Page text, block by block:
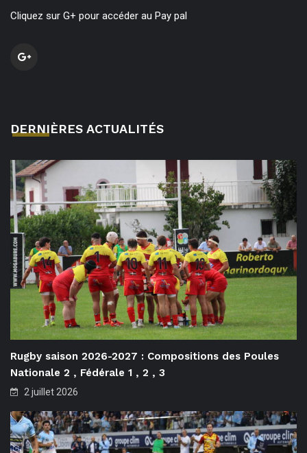
Cliquez sur G+ pour accéder au Pay pal
DERNIÈRES ACTUALITÉS
Rugby saison 2026-2027 : Compositions des Poules
Nationale 2 , Fédérale 1 , 2 , 3
2 juillet 2026